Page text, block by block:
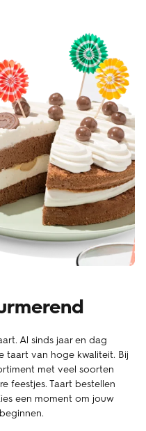
Al sinds jaar en dag
taart van hoge kwaliteit. Bij
met veel soorten
feestjes. Taart bestellen
een moment om jouw